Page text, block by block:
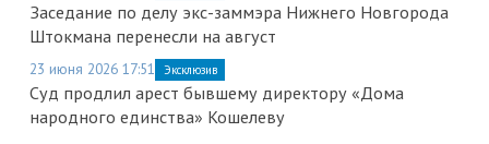
Заседание по делу экс-заммэра Нижнего Новгорода
Штокмана перенесли на август
23 июня 2026 17:51 Эксклюзив
Суд продлил арест бывшему директору «Дома
народного единства» Кошелеву